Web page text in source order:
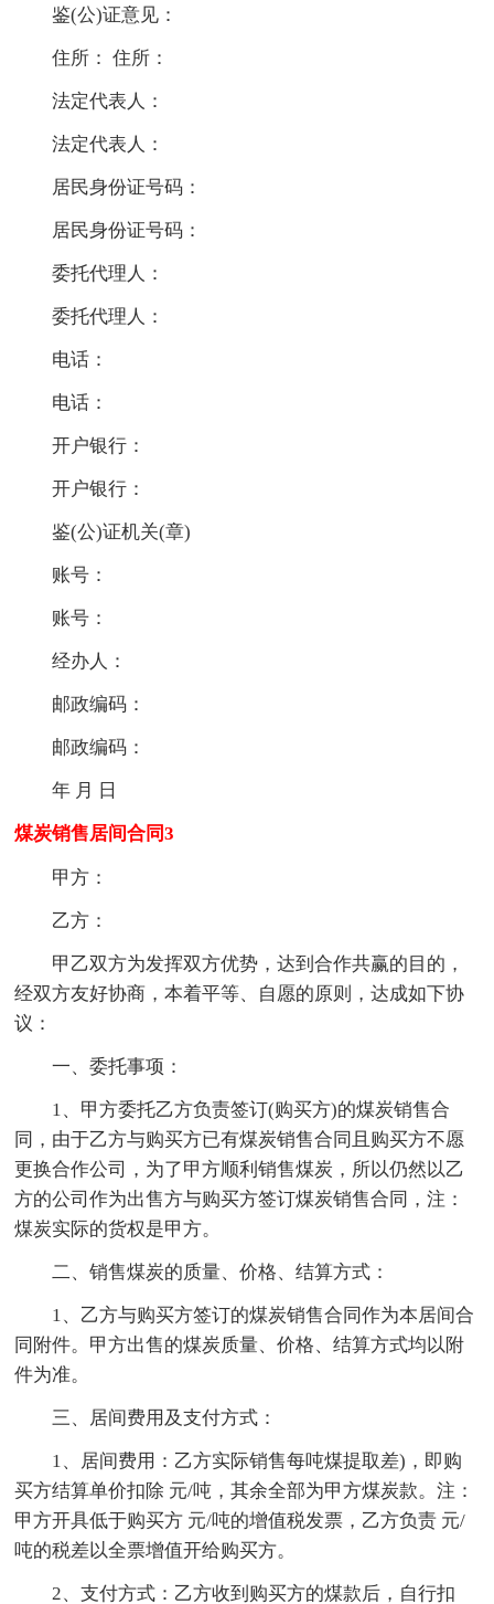
鉴(公)证意见：
住所： 住所：
法定代表人：
法定代表人：
居民身份证号码：
居民身份证号码：
委托代理人：
委托代理人：
电话：
电话：
开户银行：
开户银行：
鉴(公)证机关(章)
账号：
账号：
经办人：
邮政编码：
邮政编码：
年 月 日
煤炭销售居间合同3
甲方：
乙方：
甲乙双方为发挥双方优势，达到合作共赢的目的，
经双方友好协商，本着平等、自愿的原则，达成如下协
议：
一、委托事项：
1、甲方委托乙方负责签订(购买方)的煤炭销售合
同，由于乙方与购买方已有煤炭销售合同且购买方不愿
更换合作公司，为了甲方顺利销售煤炭，所以仍然以乙
方的公司作为出售方与购买方签订煤炭销售合同，注：
煤炭实际的货权是甲方。
二、销售煤炭的质量、价格、结算方式：
1、乙方与购买方签订的煤炭销售合同作为本居间合
同附件。甲方出售的煤炭质量、价格、结算方式均以附
件为准。
三、居间费用及支付方式：
1、居间费用：乙方实际销售每吨煤提取差)，即购
买方结算单价扣除 元/吨，其余全部为甲方煤炭款。注：
甲方开具低于购买方 元/吨的增值税发票，乙方负责 元/
吨的税差以全票增值开给购买方。
2、支付方式：乙方收到购买方的煤款后，自行扣